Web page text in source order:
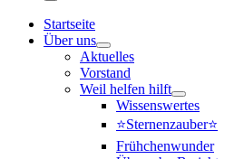
Menü
Startseite
Über uns
Aktuelles
Vorstand
Weil helfen hilft
Wissenswertes
⭐Sternenzauber⭐
Frühchenwunder